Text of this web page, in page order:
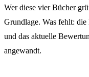
Wer diese vier Bücher
Grundlage. Was fehlt:
und das aktuelle
angewandt.